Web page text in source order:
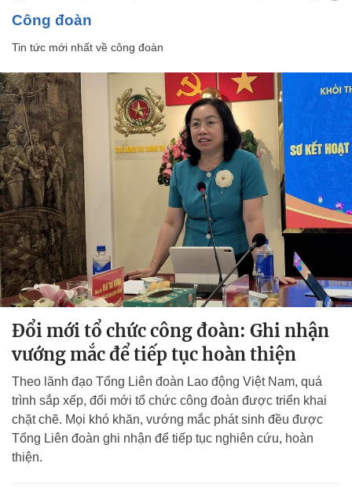
công đoàn
Tin tức mới nhất về công đoàn
Đổi mới tổ chức công đoàn: Ghi nhận
vướng mắc để tiếp tục hoàn thiện
Theo lãnh đạo Tổng Liên đoàn Lao động Việt Nam, quá
trình sắp xếp, đổi mới tổ chức công đoàn được triển khai
chặt chẽ. Mọi khó khăn, vướng mắc phát sinh đều được
Tổng Liên đoàn ghi nhận để tiếp tục nghiên cứu, hoàn
thiện.